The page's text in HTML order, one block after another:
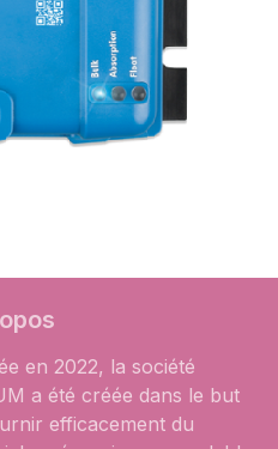
en 2022, la société
a été créée dans le but
efficacement du